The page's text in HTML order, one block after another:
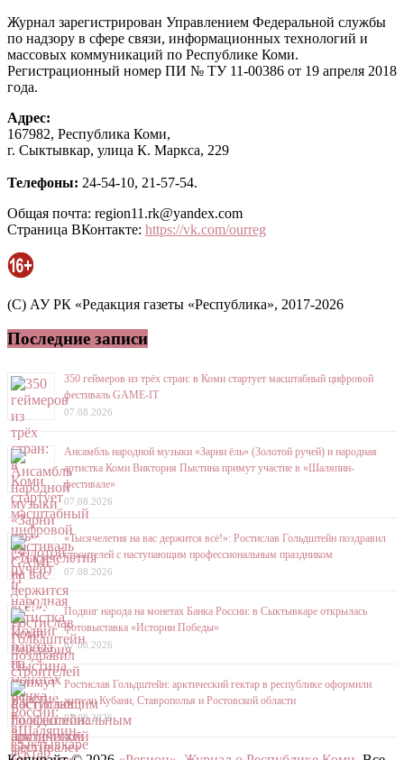
Журнал зарегистрирован Управлением Федеральной службы
по надзору в сфере связи, информационных технологий и
массовых коммуникаций по Республике Коми.
Регистрационный номер ПИ № ТУ 11-00386 от 19 апреля 2018
года.
Адрес:
167982, Республика Коми,
г. Сыктывкар, улица К. Маркса, 229
Телефоны: 24-54-10, 21-57-54.
Общая почта: region11.rk@yandex.com
Страница ВКонтакте: https://vk.com/ourreg
(C) АУ РК «Редакция газеты «Республика», 2017-2026
Последние записи
350 геймеров из трёх стран: в Коми стартует масштабный цифровой
фестиваль GAME-IT
07.08.2026
Ансамбль народной музыки «Зарни ёль» (Золотой ручей) и народная
артистка Коми Виктория Пыстина примут участие в «Шаляпин-
фестивале»
07.08.2026
«Тысячелетия на вас держится всё!»: Ростислав Гольдштейн поздравил
строителей с наступающим профессиональным праздником
07.08.2026
Подвиг народа на монетах Банка России: в Сыктывкаре открылась
фотовыставка «Истории Победы»
07.08.2026
Ростислав Гольдштейн: арктический гектар в республике оформили
жители Кубани, Ставрополья и Ростовской области
07.08.2026